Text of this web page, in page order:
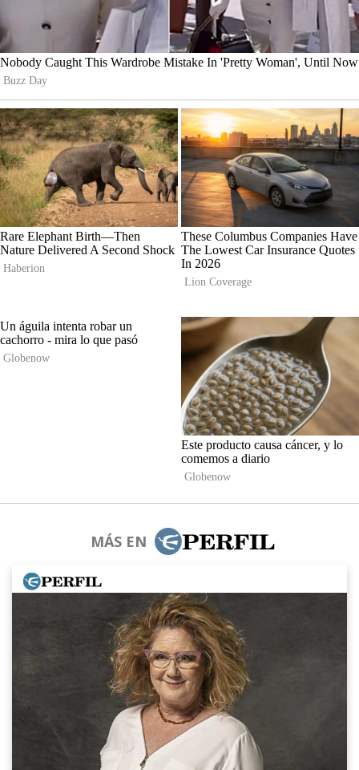
MÁS EN